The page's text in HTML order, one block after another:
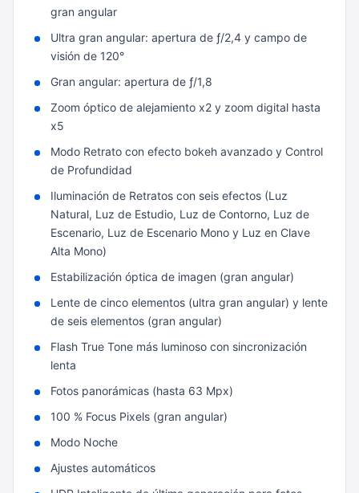
gran angular
Ultra gran angular: apertura de ƒ/2,4 y campo de
visión de 120°
Gran angular: apertura de ƒ/1,8
Zoom óptico de alejamiento x2 y zoom digital hasta
x5
Modo Retrato con efecto bokeh avanzado y Control
de Profundidad
Iluminación de Retratos con seis efectos (Luz
Natural, Luz de Estudio, Luz de Contorno, Luz de
Escenario, Luz de Escenario Mono y Luz en Clave
Alta Mono)
Estabilización óptica de imagen (gran angular)
Lente de cinco elementos (ultra gran angular) y lente
de seis elementos (gran angular)
Flash True Tone más luminoso con sincronización
lenta
Fotos panorámicas (hasta 63 Mpx)
100 % Focus Pixels (gran angular)
Modo Noche
Ajustes automáticos